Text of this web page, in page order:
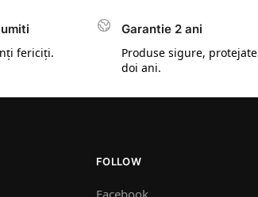
fericiți.
Garantie 2 ani
Produse sigure,
doi ani.
FOLLOW